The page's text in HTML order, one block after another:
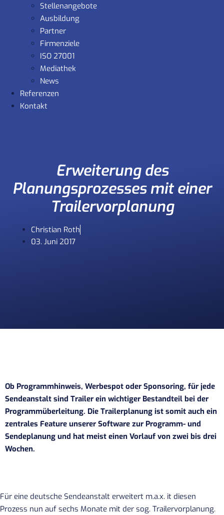
Stellenangebote
Ausbildung
Partner
Firmenziele
ISO 27001
Mediathek
News
Referenzen
Kontakt
Erweiterung des
Planungsprozesses mit einer
Trailervorplanung
Christian Roth
03. Juni 2017
Ob Programmhinweis, Werbespot oder Sponsoring, für jede
Sendeanstalt sind Trailer ein wichtiger Bestandteil bei der
Programmüberleitung. Die Trailerplanung ist somit auch ein
zentrales Feature unserer Software zur Programm- und
Sendeplanung und hat meist einen Vorlauf von zwei bis drei
Wochen.
Für eine deutsche Sendeanstalt erweitert m.a.x. it diesen
Prozess nun auf sechs Monate mit der sog. Trailervorplanung.